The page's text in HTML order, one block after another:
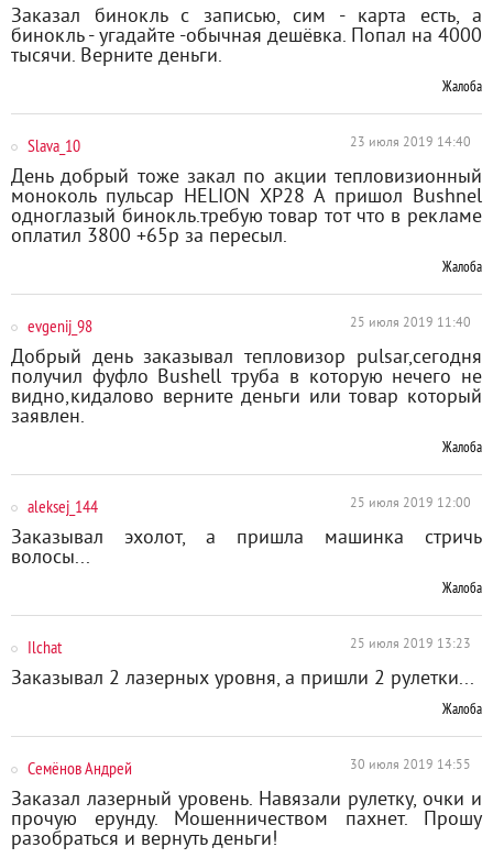
Заказал бинокль с записью, сим - карта есть, а
бинокль - угадайте -обычная дешёвка. Попал на 4000
тысячи. Верните деньги.
Жалоба
Slava_10 23 июля 2019 14:40
День добрый тоже закал по акции тепловизионный
моноколь пульсар HELION XP28 A пришол Bushnel
одноглазый бинокль.требую товар тот что в рекламе
оплатил 3800 +65р за пересыл.
Жалоба
evgenij_98 25 июля 2019 11:40
Добрый день заказывал тепловизор pulsar,сегодня
получил фуфло Bushell труба в которую нечего не
видно,кидалово верните деньги или товар который
заявлен.
Жалоба
aleksej_144 25 июля 2019 12:00
Заказывал эхолот, а пришла машинка стричь
волосы...
Жалоба
Ilchat 25 июля 2019 13:23
Заказывал 2 лазерных уровня, а пришли 2 рулетки...
Жалоба
Семёнов Андрей 30 июля 2019 14:55
Заказал лазерный уровень. Навязали рулетку, очки и
прочую ерунду. Мошенничеством пахнет. Прошу
разобраться и вернуть деньги!